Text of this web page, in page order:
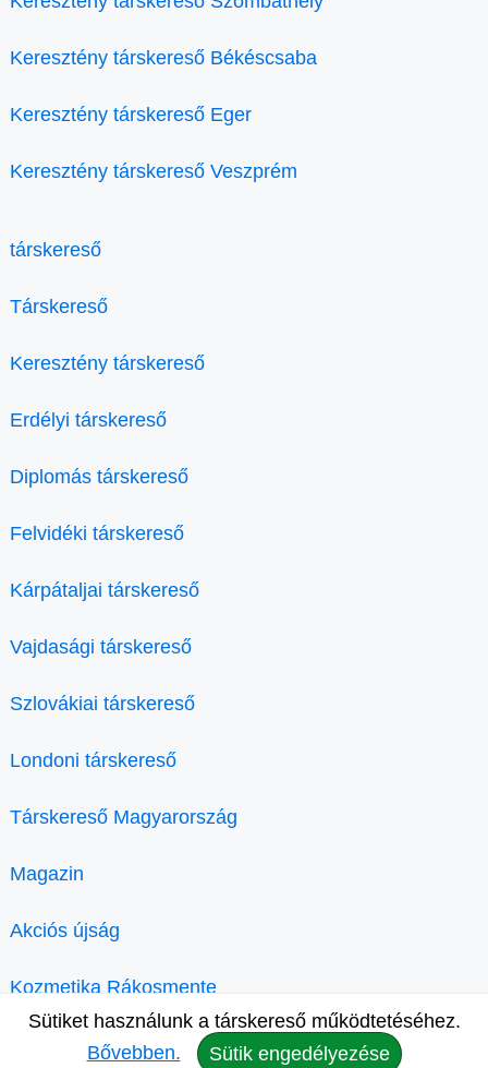
Keresztény társkereső Békéscsaba
Keresztény társkereső Eger
Keresztény társkereső Veszprém
társkereső
Társkereső
Keresztény társkereső
Erdélyi társkereső
Diplomás társkereső
Felvidéki társkereső
Kárpátaljai társkereső
Vajdasági társkereső
Szlovákiai társkereső
Londoni társkereső
Társkereső Magyarország
Magazin
Akciós újság
Kozmetika Rákosmente
Sütiket használunk a társkereső működtetéséhez.
Bővebben.
Sütik engedélyezése